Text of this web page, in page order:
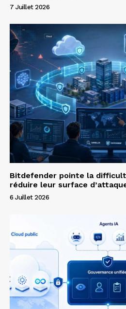
7 Juillet 2026
Bitdefender pointe la
réduire leur surface
6 Juillet 2026